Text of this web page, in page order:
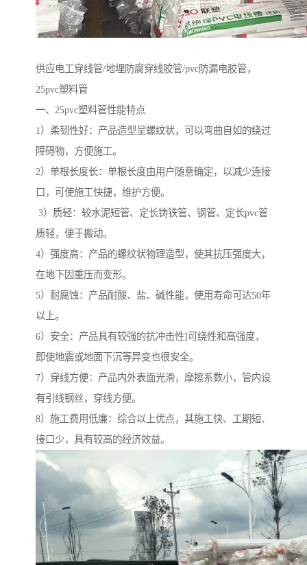
供应电工穿线管/地埋防腐穿线胶管/pvc防漏电胶管，
25pvc塑料管
一、25pvc塑料管性能特点
1）柔韧性好：产品造型呈螺纹状，可以弯曲自如的绕过
障碍物，方便施工。
2）单根长度长：单根长度由用户随意确定，以减少连接
口，可使施工快捷，维护方便。
3）质轻：较水泥短管、定长铸铁管、钢管、定长pvc管
质轻，便于搬动。
4）强度高：产品的螺纹状物理造型，使其抗压强度大，
在地下因重压而变形。
5）耐腐蚀：产品耐酸、盐、碱性能，使用寿命可达50年
以上。
6）安全：产品具有较强的抗冲击性]可绕性和高强度，
即使地震或地面下沉等异变也很安全。
7）穿线方便：产品内外表面光滑，摩擦系数小，管内设
有引线钢丝，穿线方便。
8）施工费用低廉：综合以上优点，其施工快、工期短、
接口少，具有较高的经济效益。